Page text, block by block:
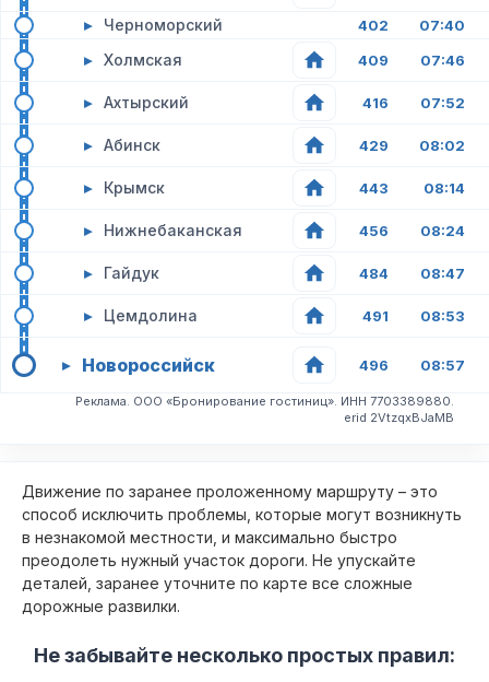
▸ Черноморский 402 07:40
▸ Холмская 409 07:46
▸ Ахтырский 416 07:52
▸ Абинск 429 08:02
▸ Крымск 443 08:14
▸ Нижнебаканская 456 08:24
▸ Гайдук 484 08:47
▸ Цемдолина 491 08:53
▸ Новороссийск 496 08:57
Реклама. ООО «Бронирование гостиниц». ИНН 7703389880.
erid 2VtzqxBJaMB
Движение по заранее проложенному маршруту – это
способ исключить проблемы, которые могут возникнуть
в незнакомой местности, и максимально быстро
преодолеть нужный участок дороги. Не упускайте
деталей, заранее уточните по карте все сложные
дорожные развилки.
Не забывайте несколько простых правил: